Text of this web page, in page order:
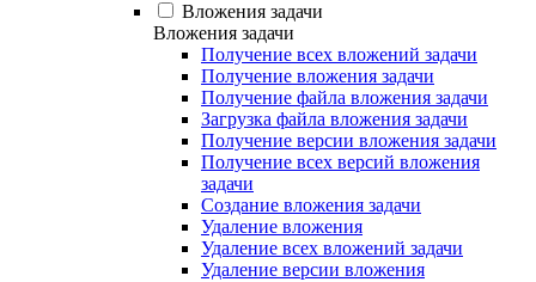
Вложения задачи
Вложения задачи
Получение всех вложений задачи
Получение вложения задачи
Получение файла вложения задачи
Загрузка файла вложения задачи
Получение версии вложения задачи
Получение всех версий вложения
задачи
Создание вложения задачи
Удаление вложения
Удаление всех вложений задачи
Удаление версии вложения